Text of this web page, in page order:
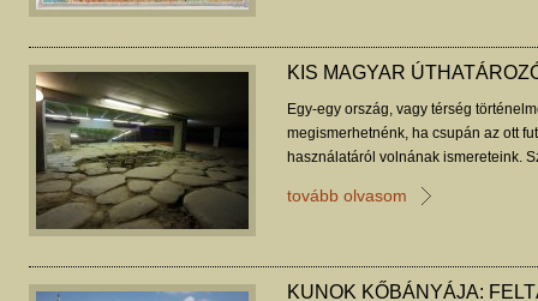
KIS MAGYAR
Egy-egy ország, vagy térség
megismerhetnénk, ha csupán az ott
használatáról volnának ismereteink.
tovább olvasom
KUNOK KŐBÁNYÁJA: